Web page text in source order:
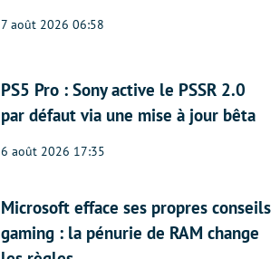
7 août 2026 06:58
PS5 Pro : Sony active le PSSR 2.0
par défaut via une mise à jour bêta
6 août 2026 17:35
Microsoft efface ses propres conseils
gaming : la pénurie de RAM change